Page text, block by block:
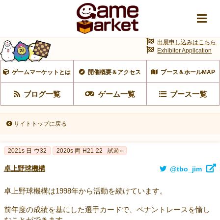
ゲームマーケットとは 開催概要＆アクセス ブース＆ホールMAP
ブログ一覧 ゲーム一覧 ブース一覧
出展申し込みはこちら
Exhibitor Application
サイトトップに戻る
2021s 日-ウ32 2020s 両-H21-22 試遊○
卓上野球機構 @tbo_jim
卓上野球機構は1998年から活動を続けています。
前年度の成績を基にした選手カードで、ペナントレースを愉し